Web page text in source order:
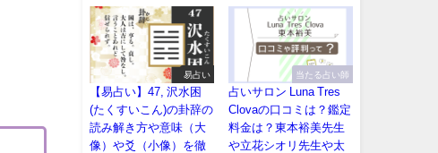
易占い
【易占い】47, 沢水困
(たくすいこん)の卦辞の
読み解き方や意味（大
像）や爻（小像）を徹
当たる占い師
占いサロン Luna Tres
Clovaの口コミは？鑑定
料金は？東本裕美先生
や立花シオリ先生や太